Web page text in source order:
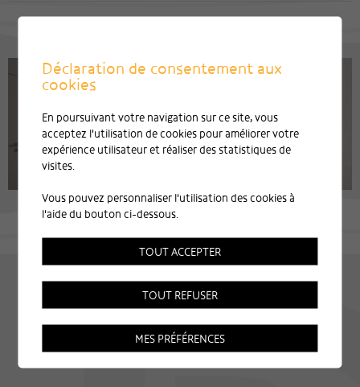
Déclaration de consentement aux
cookies
En poursuivant votre navigation sur ce site, vous
acceptez l'utilisation de cookies pour améliorer votre
expérience utilisateur et réaliser des statistiques de
visites.
Vous pouvez personnaliser l'utilisation des cookies à
l'aide du bouton ci-dessous.
TOUT ACCEPTER
TOUT REFUSER
MES PRÉFÉRENCES